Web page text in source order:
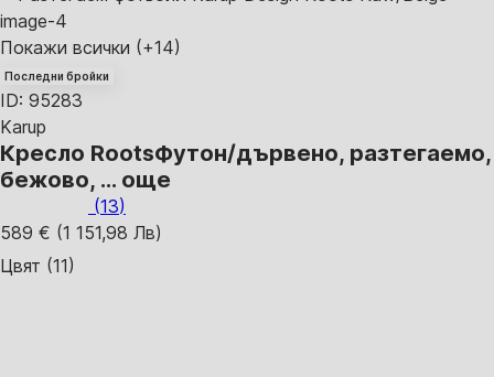
Покажи всички (+14)
Последни бройки
ID: 95283
Karup
Кресло RootsФутон/дървено, разтегаемо,
бежово, … още
(13)
589 € (1 151,98 Лв)
Цвят (11)